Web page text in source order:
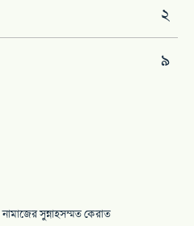
২
৯
সুন্নাহসম্মত কেরাত